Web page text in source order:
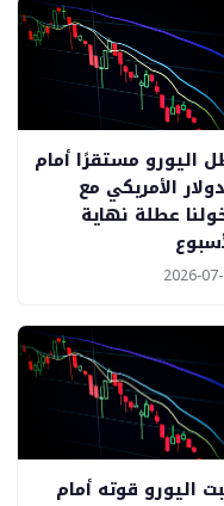
اليورو مستقرًا أمام
الأمريكي مع
عطلة نهاية
2026-
اليورو قوته أمام